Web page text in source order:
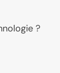
?